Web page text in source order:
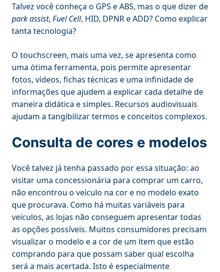
Talvez você conheça o GPS e ABS, mas o que dizer de
park assist, Fuel Cell, HID, DPNR e ADD? Como explicar
tanta tecnologia?
O touchscreen, mais uma vez, se apresenta como
uma ótima ferramenta, pois permite apresentar
fotos, vídeos, fichas técnicas e uma infinidade de
informações que ajudem a explicar cada detalhe de
maneira didática e simples. Recursos audiovisuais
ajudam a tangibilizar termos e conceitos complexos.
Consulta de cores e modelos
Você talvez já tenha passado por essa situação: ao
visitar uma concessionária para comprar um carro,
não encontrou o veículo na cor e no modelo exato
que procurava. Como há muitas variáveis para
veículos, as lojas não conseguem apresentar todas
as opções possíveis. Muitos consumidores precisam
visualizar o modelo e a cor de um item que estão
comprando para que possam saber qual escolha
será a mais acertada. Isto é especialmente